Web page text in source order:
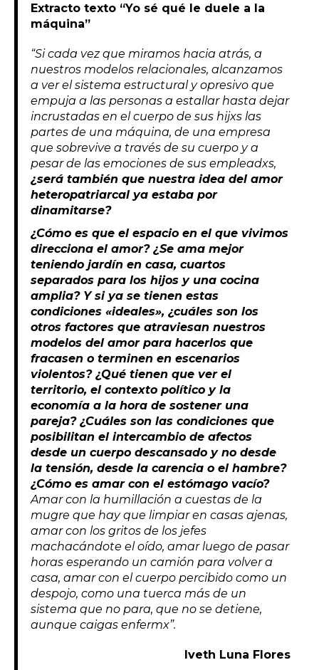
Extracto texto “Yo sé qué le duele a la
máquina”
“Si cada vez que miramos hacia atrás, a
nuestros modelos relacionales, alcanzamos
a ver el sistema estructural y opresivo que
empuja a las personas a estallar hasta dejar
incrustadas en el cuerpo de sus hijxs las
partes de una máquina, de una empresa
que sobrevive a través de su cuerpo y a
pesar de las emociones de sus empleadxs,
¿será también que nuestra idea del amor
heteropatriarcal ya estaba por
dinamitarse?
¿Cómo es que el espacio en el que vivimos
direcciona el amor? ¿Se ama mejor
teniendo jardín en casa, cuartos
separados para los hijos y una cocina
amplia? Y si ya se tienen estas
condiciones «ideales», ¿cuáles son los
otros factores que atraviesan nuestros
modelos del amor para hacerlos que
fracasen o terminen en escenarios
violentos? ¿Qué tienen que ver el
territorio, el contexto político y la
economía a la hora de sostener una
pareja? ¿Cuáles son las condiciones que
posibilitan el intercambio de afectos
desde un cuerpo descansado y no desde
la tensión, desde la carencia o el hambre?
¿Cómo es amar con el estómago vacío?
Amar con la humillación a cuestas de la
mugre que hay que limpiar en casas ajenas,
amar con los gritos de los jefes
machacándote el oído, amar luego de pasar
horas esperando un camión para volver a
casa, amar con el cuerpo percibido como un
despojo, como una tuerca más de un
sistema que no para, que no se detiene,
aunque caigas enfermx”.
Iveth Luna Flores